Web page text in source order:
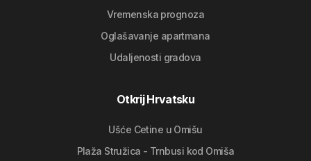
Vremenska prognoza
Oglašavanje apartmana
Udaljenosti gradova
Otkrij Hrvatsku
Ušće Cetine u Omišu
Plaža Stružica - Trnbusi kod Omiša